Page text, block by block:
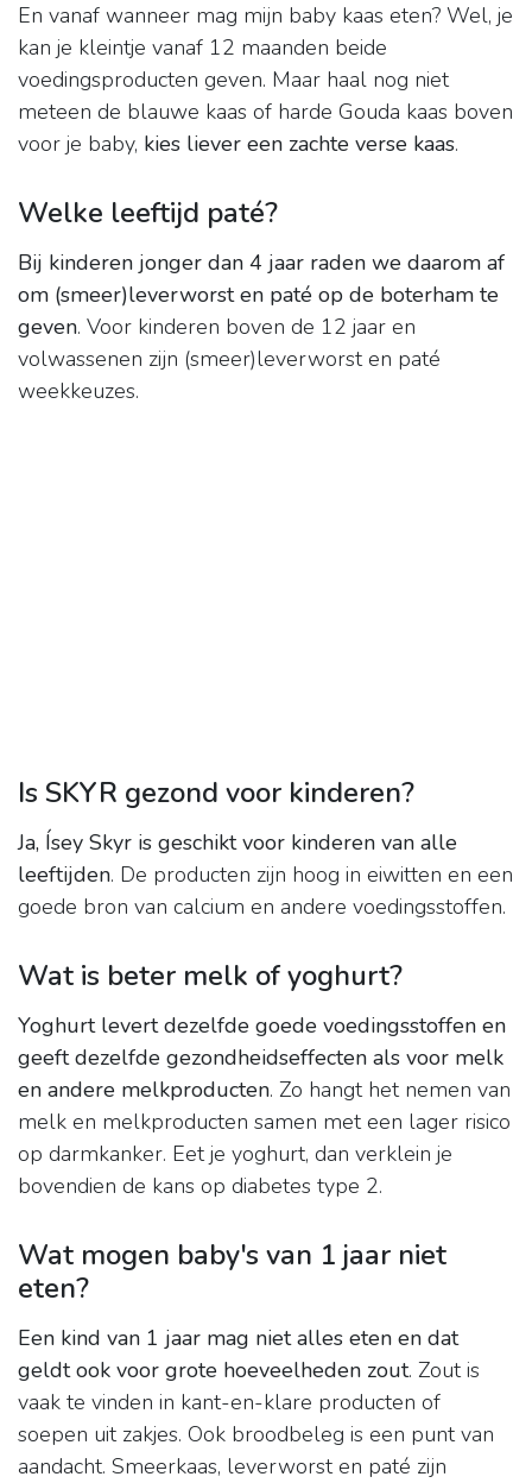
En vanaf wanneer mag mijn baby kaas eten? Wel, je
kan je kleintje vanaf 12 maanden beide
voedingsproducten geven. Maar haal nog niet
meteen de blauwe kaas of harde Gouda kaas boven
voor je baby, kies liever een zachte verse kaas.
Welke leeftijd paté?
Bij kinderen jonger dan 4 jaar raden we daarom af
om (smeer)leverworst en paté op de boterham te
geven. Voor kinderen boven de 12 jaar en
volwassenen zijn (smeer)leverworst en paté
weekkeuzes.
Is SKYR gezond voor kinderen?
Ja, Ísey Skyr is geschikt voor kinderen van alle
leeftijden. De producten zijn hoog in eiwitten en een
goede bron van calcium en andere voedingsstoffen.
Wat is beter melk of yoghurt?
Yoghurt levert dezelfde goede voedingsstoffen en
geeft dezelfde gezondheidseffecten als voor melk
en andere melkproducten. Zo hangt het nemen van
melk en melkproducten samen met een lager risico
op darmkanker. Eet je yoghurt, dan verklein je
bovendien de kans op diabetes type 2.
Wat mogen baby's van 1 jaar niet
eten?
Een kind van 1 jaar mag niet alles eten en dat
geldt ook voor grote hoeveelheden zout. Zout is
vaak te vinden in kant-en-klare producten of
soepen uit zakjes. Ook broodbeleg is een punt van
aandacht. Smeerkaas, leverworst en paté zijn